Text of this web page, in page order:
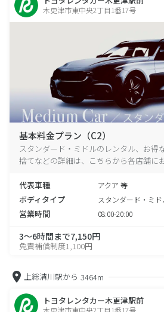
木更津市東中央2丁目1番17号
基本料金プラン（C2）
スタンダード・ミドルのレンタル、お得
捨てなどの詳細は、こちらから各店舗に
代表車種 アクア 等
ボディタイプ スタンダード・ミド
営業時間 08:00-20:00
3～6時間まで7,150円
免責補償制度1,100円
上総清川駅から 3464m
トヨタレンタカー木更津駅前
木更津市東中央2丁目1番17号